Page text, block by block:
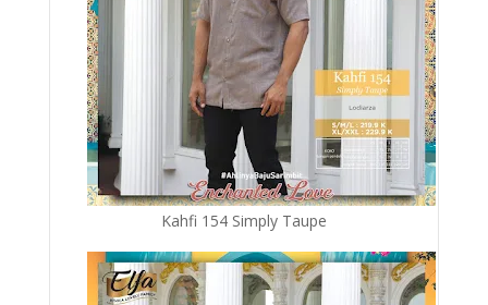
Kahfi 154 Simply Taupe